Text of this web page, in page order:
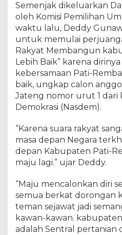
Semenjak dikeluarkan
oleh Komisi Pemilihan
waktu lalu, Deddy
untuk memulai
Rakyat Membangun
Lebih Baik” karena
kebersamaan Pati-
baik, ungkap calon
Jateng nomor urut 1 dari
Demokrasi (Nasdem).
“Karena suara rakyat
masa depan Negara
depan Kabupaten Pati-
maju lagi.” ujar Deddy.
“Maju mencalonkan diri
semua berkat dorongan
teman sejawat jadi
kawan-kawan.
adalah Sentral pertanian